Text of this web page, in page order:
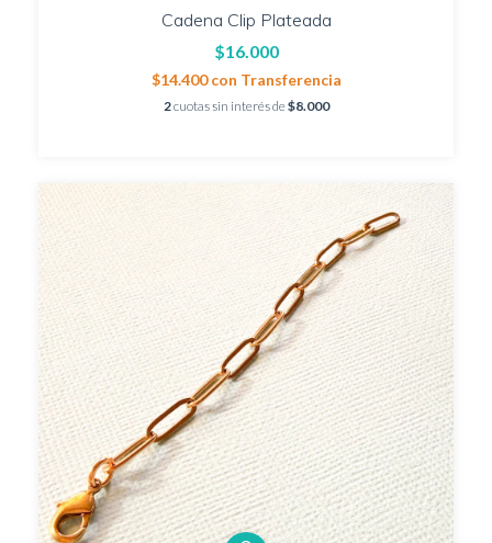
Cadena Clip Plateada
$16.000
$14.400con Transferencia
2cuotas sin interés de$8.000